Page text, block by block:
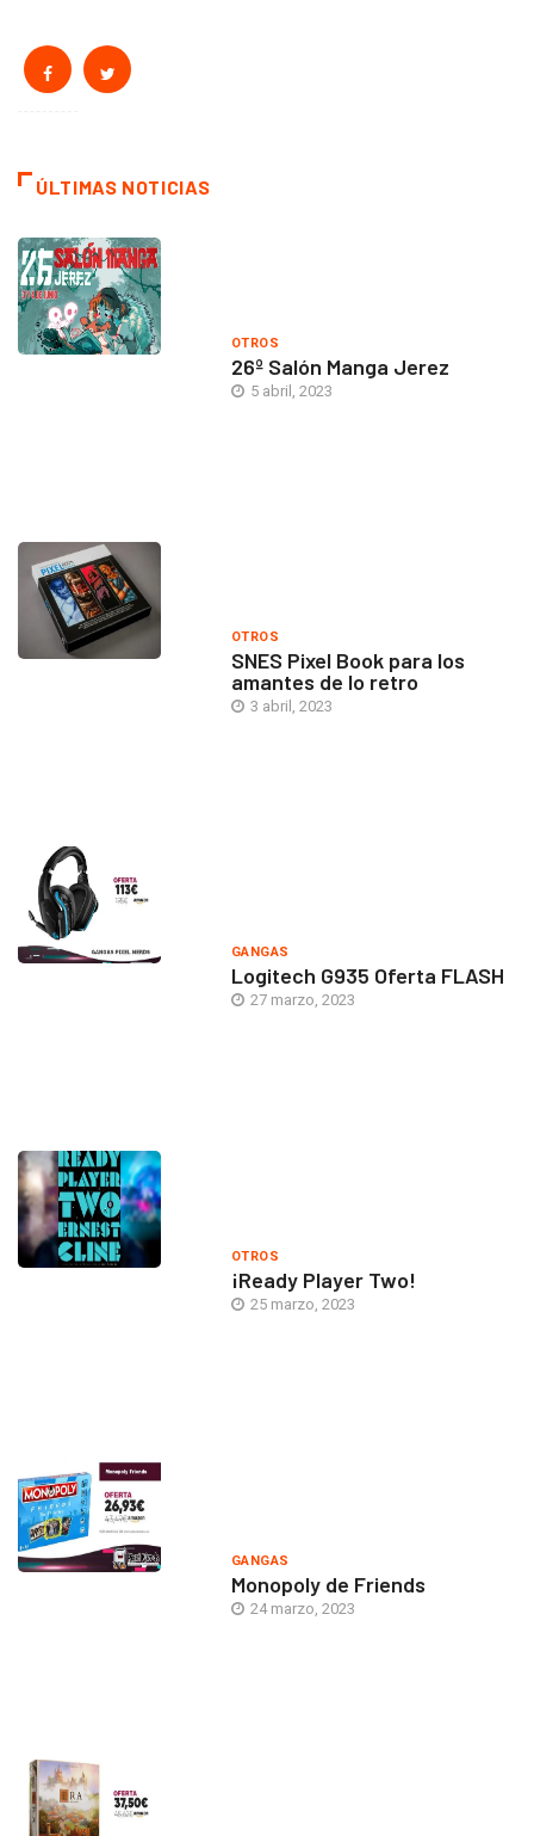
ÚLTIMAS NOTICIAS
OTROS
26º Salón Manga Jerez
5 abril, 2023
OTROS
SNES Pixel Book para los
amantes de lo retro
3 abril, 2023
GANGAS
Logitech G935 Oferta FLASH
27 marzo, 2023
OTROS
¡Ready Player Two!
25 marzo, 2023
GANGAS
Monopoly de Friends
24 marzo, 2023